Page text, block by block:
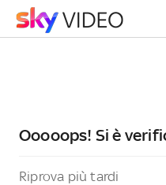
Ooooops! Si è
Riprova più tardi